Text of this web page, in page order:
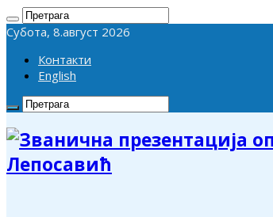
Субота, 8.август 2026
Контакти
English
Лепосавић